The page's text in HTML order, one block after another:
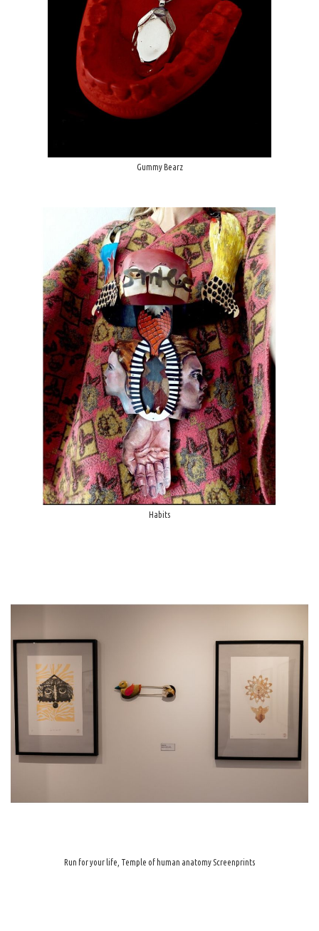
Gummy Bearz
Habits
Run for your life, Temple of human anatomy Screenprints